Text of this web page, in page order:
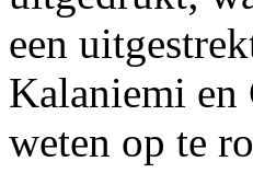
een
Kalaniemi en
weten op te